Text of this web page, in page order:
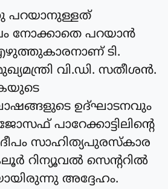
പറയാനുള്ളത്
നോക്കാതെ പറയാൻ
ടി.
വി.ഡി. സതീശൻ.
ഉദ്ഘാടനവും
പാറേക്കാട്ടിലിന്‍റെ
സാഹിത്യപുരസ്കാര
റിന്യൂവൽ സെന്ററിൽ
അദ്ദേഹം.